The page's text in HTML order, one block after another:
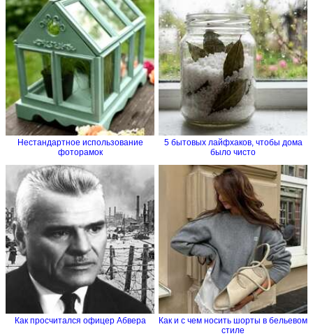
Нестандартное использование
фоторамок
5 бытовых лайфхаков, чтобы дома
было чисто
Как просчитался офицер Абвера
Как и с чем носить шорты в бельевом
стиле